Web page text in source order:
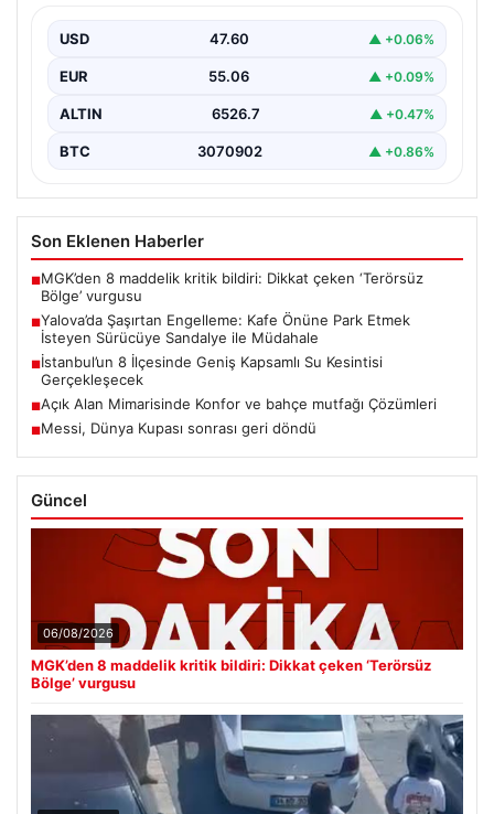
Yalova'da yaşanan sıra dışı bir olay, gündeme damgasını
USD 47.60 ▲ +0.06%
EUR 55.06 ▲ +0.09%
ALTIN 6526.7 ▲ +0.47%
BTC 3070902 ▲ +0.86%
Son Eklenen Haberler
■MGK’den 8 maddelik kritik bildiri: Dikkat çeken ‘Terörsüz
Bölge’ vurgusu
■Yalova’da Şaşırtan Engelleme: Kafe Önüne Park Etmek
İsteyen Sürücüye Sandalye ile Müdahale
■İstanbul’un 8 İlçesinde Geniş Kapsamlı Su Kesintisi
Gerçekleşecek
■Açık Alan Mimarisinde Konfor ve bahçe mutfağı Çözümleri
■Messi, Dünya Kupası sonrası geri döndü
Güncel
06/08/2026
MGK’den 8 maddelik kritik bildiri: Dikkat çeken ‘Terörsüz
Bölge’ vurgusu